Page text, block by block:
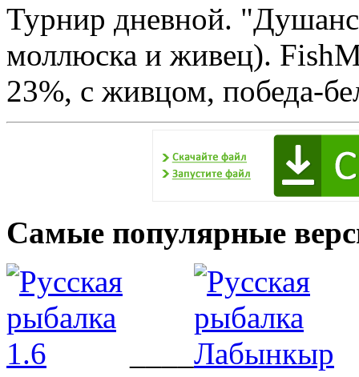
Турнир дневной.
моллюска и живец).
23%, с живцом, победа-
Самые популярные